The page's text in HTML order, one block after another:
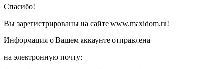
Спасибо!
Вы зарегистрированы на сайте www.maxidom.ru!
Информация о Вашем аккаунте отправлена
на электронную почту: